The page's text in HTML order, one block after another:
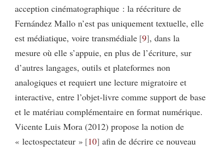
acception cinématographique : la réécriture de
Fernández Mallo n’est pas uniquement textuelle, elle
est médiatique, voire transmédiale 9 , dans la
mesure où elle s’appuie, en plus de l’écriture, sur
d’autres langages, outils et plateformes non
analogiques et requiert une lecture migratoire et
interactive, entre l’objet-livre comme support de base
et le matériau complémentaire en format numérique.
Vicente Luis Mora (2012) propose la notion de
« lectospectateur » 10 afin de décrire ce nouveau